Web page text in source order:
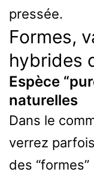
pressée.
Formes,
hybrides
Espèce
naturelles
Dans le
verrez
des